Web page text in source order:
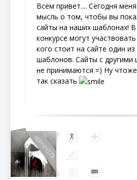
Всем привет.... Сегодня
мысль о том, чтобы вы
сайты на наших шаблонах!
конкурсе могут
кого стоит на сайте один
шаблонов. Сайты с другими
не принимаются =) Ну
так сказать
admin079...